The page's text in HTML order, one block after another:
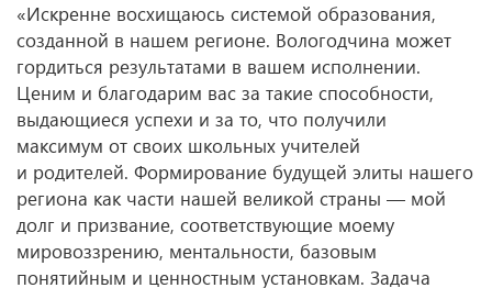
«Искренне восхищаюсь системой образования,
созданной в нашем регионе. Вологодчина может
гордиться результатами в вашем исполнении.
Ценим и благодарим вас за такие способности,
выдающиеся успехи и за то, что получили
максимум от своих школьных учителей
и родителей. Формирование будущей элиты нашего
региона как части нашей великой страны — мой
долг и призвание, соответствующие моему
мировоззрению, ментальности, базовым
понятийным и ценностным установкам. Задача